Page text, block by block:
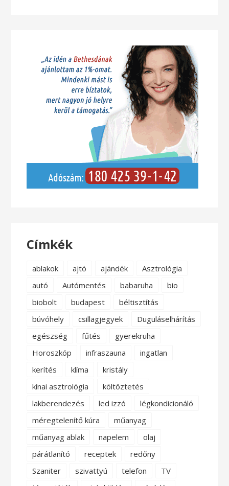
Címkék
ablakok ajtó ajándék
Asztrológia
autó
Autómentés babaruha
bio
biobolt
budapest
béltisztítás
búvóhely
csillagjegyek
Duguláselhárítás
egészség
fűtés
gyerekruha
Horoszkóp
infraszauna
ingatlan
kerítés
klíma
kristály
kínai asztrológia
költöztetés
lakberendezés
led izzó
légkondicionáló
méregtelenítő kúra
műanyag
műanyag ablak
napelem
olaj
párátlanító
receptek
redőny
Szaniter
szivattyú telefon
TV